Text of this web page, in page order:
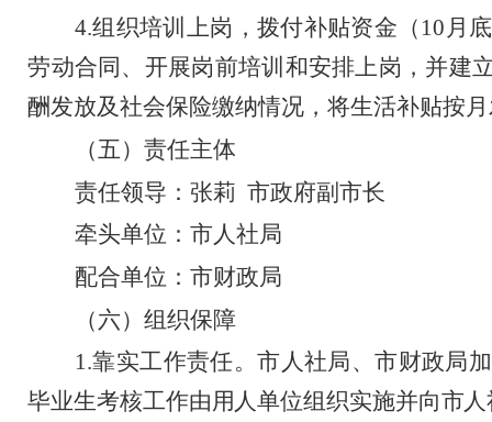
4.组织培训上岗，拨付补贴资金（ 10 月
劳动合同、开展岗前培训和安排上岗，并建
酬发放及社会保险缴纳情况，将生活补贴按
（五） 责任主体
责任领导： 张莉 市政府副市长
牵头单位：市人社局
配合单位：市财政局
（六） 组织保障
1.靠实工作责任。市人社局、市财政局
毕业生考核工作由用人单位组织实施并向市